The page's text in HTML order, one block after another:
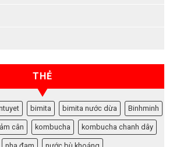
THẺ
bimita bimita nước dừa Binhminh
cân kombucha kombucha chanh dây